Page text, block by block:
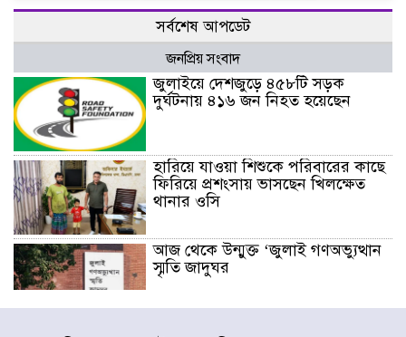
সর্বশেষ আপডেট
জনপ্রিয় সংবাদ
জুলাইয়ে দেশজুড়ে ৪৫৮টি সড়ক
দুর্ঘটনায় ৪১৬ জন নিহত হয়েছেন
হারিয়ে যাওয়া শিশুকে পরিবারের কাছে
ফিরিয়ে প্রশংসায় ভাসছেন খিলক্ষেত
থানার ওসি
আজ থেকে উন্মুক্ত ‘জুলাই গণঅভ্যুত্থান
স্মৃতি জাদুঘর